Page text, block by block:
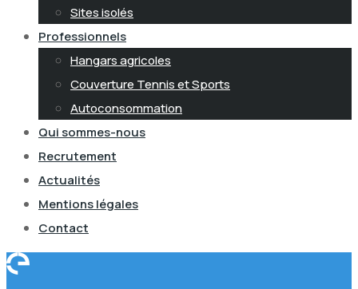
Sites isolés
Professionnels
Hangars agricoles
Couverture Tennis et Sports
Autoconsommation
Qui sommes-nous
Recrutement
Actualités
Mentions légales
Contact